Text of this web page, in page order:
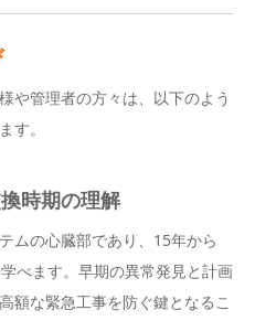
や管理者の方々は、以下のよう
す。
時期の理解
ムの心臓部であり、15年から
べます。早期の異常発見と計画
額な緊急工事を防ぐ鍵となるこ